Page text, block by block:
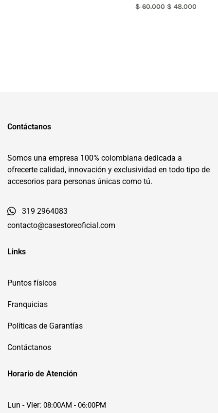
$60.000 $ 48.000
Contáctanos
Somos una empresa 100% colombiana dedicada a
ofrecerte calidad, innovación y exclusividad en todo tipo de
accesorios para personas únicas como tú.
319 2964083
contacto@casestoreoficial.com
Links
Puntos físicos
Franquicias
Políticas de Garantías
Contáctanos
Horario de Atención
Lun - Vier: 08:00AM - 06:00PM